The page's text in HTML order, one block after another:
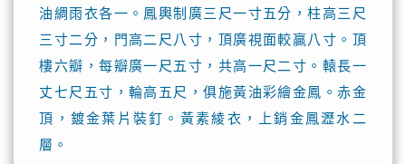
油綢雨衣各一。鳳輿制廣三尺一寸五分，柱高三尺
三寸二分，門高二尺八寸，頂廣視面較贏八寸。頂
樓六瓣，每瓣廣一尺五寸，共高一尺二寸。轅長一
丈七尺五寸，輪高五尺，俱施黃油彩繪金鳳。赤金
頂，鍍金葉片裝釘。黃素綾衣，上銷金鳳瀝水二
層。